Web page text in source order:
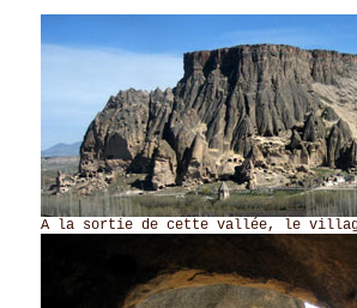
A la sortie de cette vallée, le